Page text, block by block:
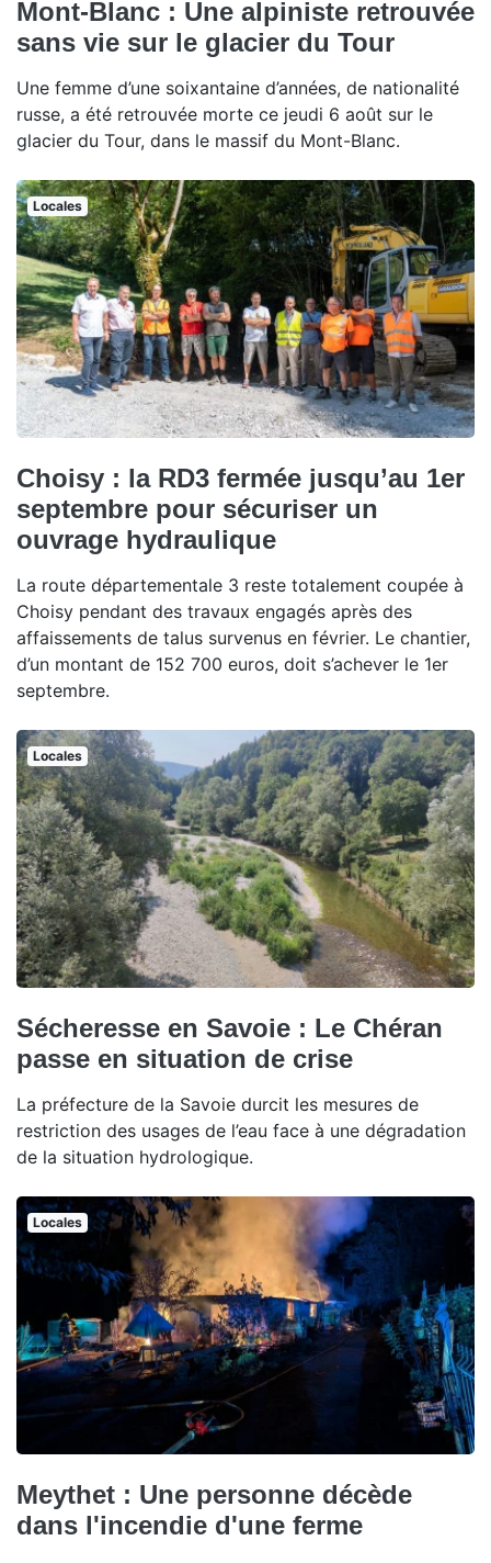
Mont-Blanc : Une alpiniste retrouvée
sans vie sur le glacier du Tour
Une femme d’une soixantaine d’années, de nationalité
russe, a été retrouvée morte ce jeudi 6 août sur le
glacier du Tour, dans le massif du Mont-Blanc.
Locales
Choisy : la RD3 fermée jusqu’au 1er
septembre pour sécuriser un
ouvrage hydraulique
La route départementale 3 reste totalement coupée à
Choisy pendant des travaux engagés après des
affaissements de talus survenus en février. Le chantier,
d’un montant de 152 700 euros, doit s’achever le 1er
septembre.
Locales
Sécheresse en Savoie : Le Chéran
passe en situation de crise
La préfecture de la Savoie durcit les mesures de
restriction des usages de l’eau face à une dégradation
de la situation hydrologique.
Locales
Meythet : Une personne décède
dans l'incendie d'une ferme